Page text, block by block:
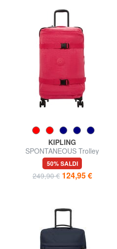
KIPLING
SPONTANEOUS Trolley
misura media
50% SALDI
249,90 € 124,95 €